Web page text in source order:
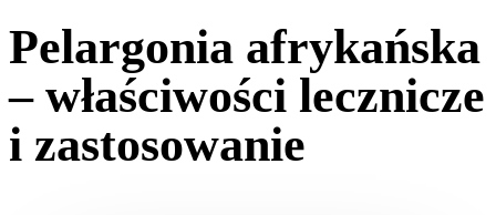
Pelargonia afrykańska
– właściwości lecznicze
i zastosowanie